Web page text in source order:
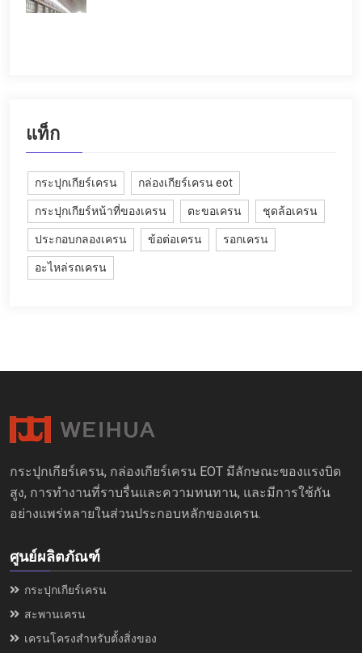
แท็ก
กระปุกเกียร์เครน กล่องเกียร์เครน eot
กระปุกเกียร์หน้าที่ของเครน ตะขอเครน ชุดล้อเครน
ประกอบกลองเครน ข้อต่อเครน รอกเครน
อะไหล่รถเครน
กระปุกเกียร์เครน, กล่องเกียร์เครน EOT มีลักษณะของแรงบิด
สูง, การทำงานที่ราบรื่นและความทนทาน, และมีการใช้กัน
อย่างแพร่หลายในส่วนประกอบหลักของเครน.
ศูนย์ผลิตภัณฑ์
กระปุกเกียร์เครน
สะพานเครน
เครนโครงสำหรับตั้งสิ่งของ